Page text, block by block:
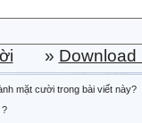
» Download
mặt cười trong bài viết này?
?